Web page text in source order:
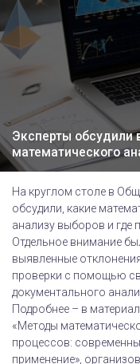
Эксперты обсудили
математического
На круглом столе в
обсудили, какие
анализу выборов и где
Отдельное внимание
выявленные
проверки с помощью
документального
Подробнее – в
«Методы
процессов:
применение»,